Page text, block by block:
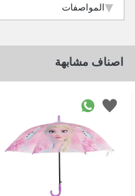
المواصفات
اصناف مشابهة